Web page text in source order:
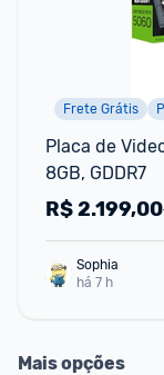
Frete Grátis
Placa de
8GB, GDDR7
R$2.199,00
Sophia
há 7 h
Mais opções